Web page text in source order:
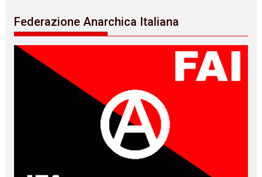
Federazione Anarchica Italiana